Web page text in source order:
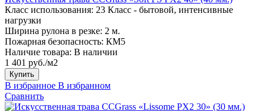
Класс использования: 23 Класс - бытовой, интенсивные
нагрузки
Ширина рулона в резке: 2 м.
Пожарная безопасность: КМ5
Наличие товара: В наличии
1 401 руб./м2
Купить
В избранное В избранном
Сравнить